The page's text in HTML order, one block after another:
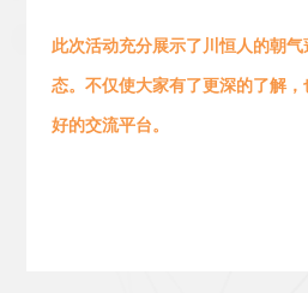
此次活动充分展示了川恒人的朝气
态。 不仅使大家有了更深的了解
好的交流平台。